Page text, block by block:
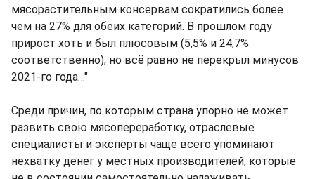
мясорастительным консервам сократились более
чем на 27% для обеих категорий. В прошлом году
прирост хоть и был плюсовым (5,5% и 24,7%
соответственно), но всё равно не перекрыл минусов
2021-го года…"
Среди причин, по которым страна упорно не может
развить свою мясопереработку, отраслевые
специалисты и эксперты чаще всего упоминают
нехватку денег у местных производителей, которые